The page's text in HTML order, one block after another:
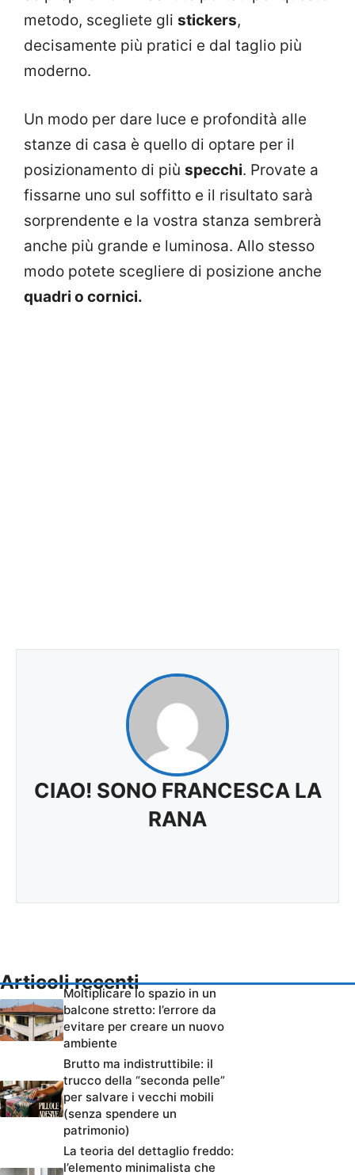
metodo, scegliete gli stickers,
decisamente più pratici e dal taglio più
moderno.
Un modo per dare luce e profondità alle
stanze di casa è quello di optare per il
posizionamento di più specchi. Provate a
fissarne uno sul soffitto e il risultato sarà
sorprendente e la vostra stanza sembrerà
anche più grande e luminosa. Allo stesso
modo potete scegliere di posizione anche
quadri o cornici.
CIAO! SONO FRANCESCA LA
RANA
Articoli recenti
Moltiplicare lo spazio in un
balcone stretto: l’errore da
evitare per creare un nuovo
ambiente
Brutto ma indistruttibile: il
trucco della “seconda pelle”
per salvare i vecchi mobili
(senza spendere un
patrimonio)
La teoria del dettaglio freddo:
l’elemento minimalista che